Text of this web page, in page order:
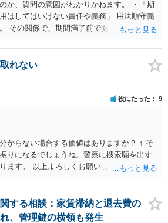
か、質問の意図がわかりかねます。 ・「期
はしてはいけない責任や義務」 用法順守義
その関係で、期間満了前であっても、契約
はその目的物の性質によって定まった用法
び収益をしなければならない。 ２ 借主は、
第三者に借用物の使用又は収益をさせるこ
前二項の規定に違反して使用又は収益をし
解除をすることができる。
れない
役にたった 9
からない場合する価値はありますか？ ↑ そ
りになるでしょうね。警察に捜索願を出す
ます。 以上よろしくお願いします。同業者
する相談：家賃滞納と退去費の
、管理鍵の横領も発生